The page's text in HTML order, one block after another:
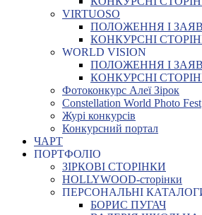
VIRTUOSO
ПОЛОЖЕННЯ І
КОНКУРСНІ
WORLD VISION
ПОЛОЖЕННЯ І
КОНКУРСНІ
Фотоконкурс Алеї Зірок
Constellation World Photo Fest
Журі конкурсів
Конкурсний портал
ЧАРТ
ПОРТФОЛІО
ЗІРКОВІ СТОРІНКИ
HOLLYWOOD-сторінки
ПЕРСОНАЛЬНІ
БОРИС ПУГАЧ